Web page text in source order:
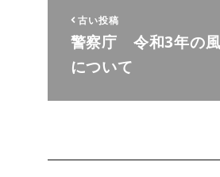
古い投稿
警察庁 令和3年の
について